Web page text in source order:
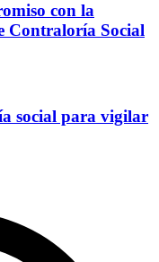
con la
Contraloría Social
social para vigilar